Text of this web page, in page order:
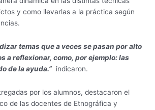
y como llevarlas a la práctica según
temas que a veces se pasan por alto
a reflexionar, como, por ejemplo: las
de la ayuda.” indicaron.
por los alumnos, destacaron el
de las docentes de Etnográfica y